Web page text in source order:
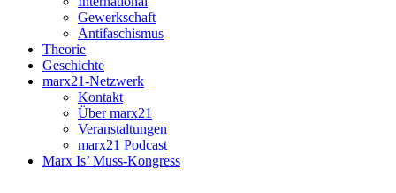
Gewerkschaft
Antifaschismus
Theorie
Geschichte
marx21-Netzwerk
Kontakt
Über marx21
Veranstaltungen
marx21 Podcast
Marx Is’ Muss-Kongress